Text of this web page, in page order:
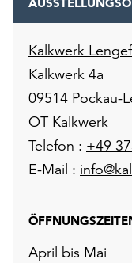
Kalkwerk
Kalkwerk 4a
09514 Pockau-
OT Kalkwerk
Telefon : +49
E-Mail :
April bis Mai